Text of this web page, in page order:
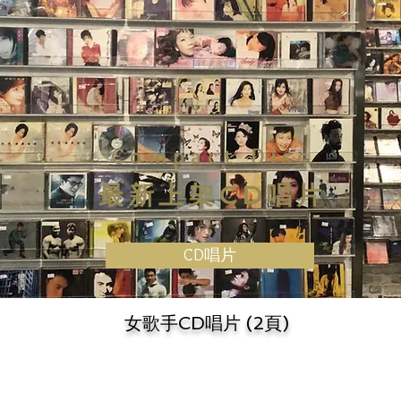
Compact Disc
最新上架CD唱片
CD唱片
女歌手CD唱片 (2頁)